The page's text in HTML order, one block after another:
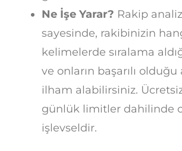
Ne İşe Yarar? Rakip
sayesinde, rakibinizin
kelimelerde sıralama
ve onların başarılı
ilham alabilirsiniz.
günlük limitler dahilinde
işlevseldir.